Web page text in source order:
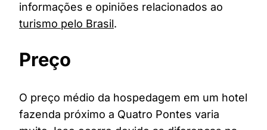
informações e opiniões relacionados ao
turismo pelo Brasil.
Preço
O preço médio da hospedagem em um hotel
fazenda próximo a Quatro Pontes varia